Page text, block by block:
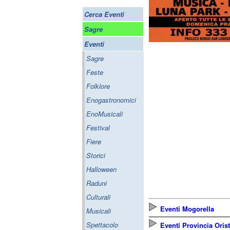
Cerca Eventi
Sagre
Eventi
Sagre
Feste
Folklore
Enogastronomici
EnoMusicali
Festival
Fiere
Storici
Halloween
Raduni
Culturali
Musicali
Spettacolo
Eventi Mogorella
Eventi Provincia